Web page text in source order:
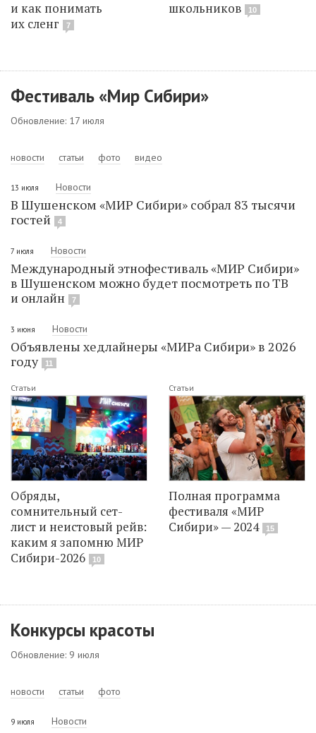
и как понимать
их сленг
7
школьников
10
Фестиваль «Мир Сибири»
Обновление: 17 июля
новости статьи фото видео
13 июля Новости
В Шушенском «МИР Сибири» собрал 83 тысячи
гостей
4
7 июля Новости
Международный этнофестиваль «МИР Сибири»
в Шушенском можно будет посмотреть по ТВ
и онлайн
7
3 июня Новости
Объявлены хедлайнеры «МИРа Сибири» в 2026
году
11
Статьи
Обряды,
сомнительный сет-
лист и неистовый рейв:
каким я запомню МИР
Сибири-2026
10
Статьи
Полная программа
фестиваля «МИР
Сибири» — 2024
15
Конкурсы красоты
Обновление: 9 июля
новости статьи фото
9 июля Новости